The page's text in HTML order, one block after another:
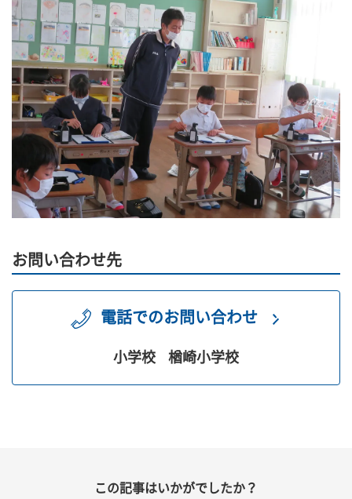
お問い合わせ先
電話でのお問い合わせ
小学校 楢崎小学校
この記事はいかがでしたか？